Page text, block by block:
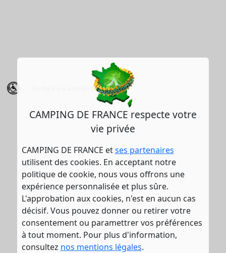
CAMPING DE FRANCE respecte votre
vie privée
CAMPING DE FRANCE etses partenaires
utilisent des cookies. En acceptant notre
politique de cookie, nous vous offrons une
expérience personnalisée et plus sûre.
L'approbation aux cookies, n'est en aucun cas
décisif. Vous pouvez donner ou retirer votre
consentement ou paramettrer vos préférences
à tout moment. Pour plus d'information,
consultez nos mentions légales.
Onbekwaamheid